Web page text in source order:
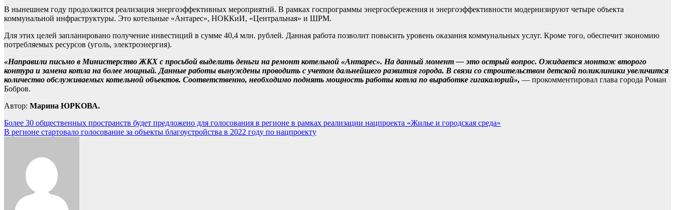
В нынешнем году продолжится реализация энергоэффективных мероприятий. В рамках госпрограммы энергосбережения и энергоэффективности модернизируют четыре объекта
коммунальной инфраструктуры. Это котельные «Антарес», НОККиИ, «Центральная» и ШРМ.
Для этих целей запланировано получение инвестиций в сумме 40,4 млн. рублей. Данная работа позволит повысить уровень оказания коммунальных услуг. Кроме того, обеспечит экономию
потребляемых ресурсов (уголь, электроэнергия).
«Направили письмо в Министерство ЖКХ с просьбой выделить деньги на ремонт котельной «Антарес». На данный момент — это острый вопрос. Ожидается монтаж второго
контура и замена котла на более мощный. Данные работы вынуждены проводить с учетом дальнейшего развития города. В связи со строительством детской поликлиники увеличится
количество обслуживаемых котельной объектов. Соответственно, необходимо поднять мощность работы котла по выработке гигакалорий», — прокомментировал глава города Роман
Бобров.
Автор: Марина ЮРКОВА.
Навигация
по
Более 30 общественных пространств будет предложено для голосования в регионе в рамках реализации нацпроекта «Жилье и городская среда»
В регионе стартовало голосование за объекты благоустройства в 2022 году по нацпроекту